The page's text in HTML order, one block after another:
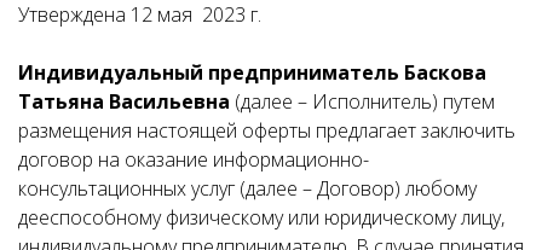
Утверждена 12 мая 2023 г.
Индивидуальный предприниматель Баскова
Татьяна Васильевна (далее – Исполнитель) путем
размещения настоящей оферты предлагает заключить
договор на оказание информационно-
консультационных услуг (далее – Договор) любому
дееспособному физическому или юридическому лицу,